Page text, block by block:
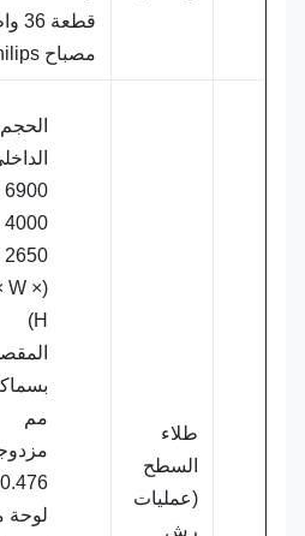
قطعة 36 واط
مصباح Philips ؛
السطح
(عمليات
الحجم
الداخلي
6900 ×
4000 ×
2650 مم
(L × W ×
المقصورة
بسماكة 50
مزدوجة
0.476 مم
لوحة من